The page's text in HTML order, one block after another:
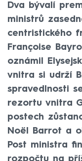
Dva bývalí
ministrů
centristického
Françoise
oznámil
vnitra si udrží
spravedlnosti
rezortu vnitra
postech
Noël Barrot a
Post ministra
rozpočtu na